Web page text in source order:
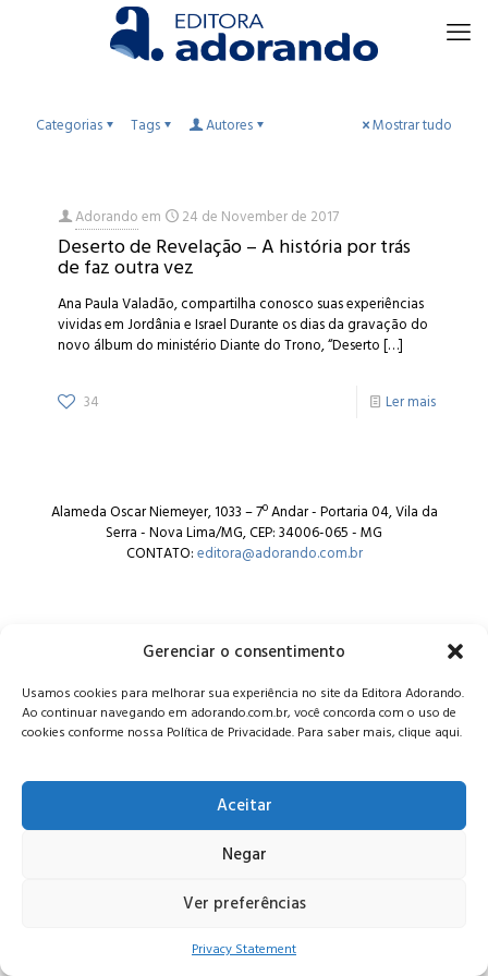
Gerenciar o consentimento
Usamos cookies para melhorar sua experiência no site da Editora Adorando.
Ao continuar navegando em adorando.com.br, você concorda com o uso de
cookies conforme nossa Política de Privacidade. Para saber mais, clique aqui.
Aceitar
Negar
Ver preferências
Privacy Statement
Categorias Tags Autores Mostrar tudo
Adorandoem 24 de November de 2017
Deserto de Revelação – A história por trás
de faz outra vez
Ana Paula Valadão, compartilha conosco suas experiências
vividas em Jordânia e Israel Durante os dias da gravação do
novo álbum do ministério Diante do Trono, “Deserto[…]
34 Ler mais
Alameda Oscar Niemeyer, 1033 – 7º Andar - Portaria 04, Vila da
Serra - Nova Lima/MG, CEP: 34006-065 - MG
CONTATO:editora@adorando.com.br
© Editora Adorando 2026. Todos os direitos reservados.
Consulte nossapolítica de privacidade.